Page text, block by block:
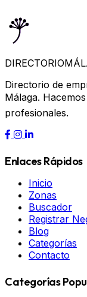
DIRECTORIO
Directorio de
Málaga.
profesionales.
Enlaces Rápidos
Inicio
Zonas
Buscador
Registrar
Blog
Categorías
Contacto
Categorías